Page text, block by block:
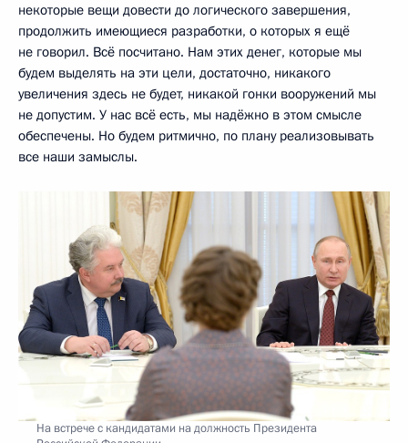
некоторые вещи довести до логического завершения,
продолжить имеющиеся разработки, о которых я ещё
не говорил. Всё посчитано. Нам этих денег, которые мы
будем выделять на эти цели, достаточно, никакого
увеличения здесь не будет, никакой гонки вооружений мы
не допустим. У нас всё есть, мы надёжно в этом смысле
обеспечены. Но будем ритмично, по плану реализовывать
все наши замыслы.
На встрече с кандидатами на должность Президента